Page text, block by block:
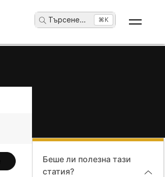
Търсене... ⌘K
Беше ли полезна тази
статия?